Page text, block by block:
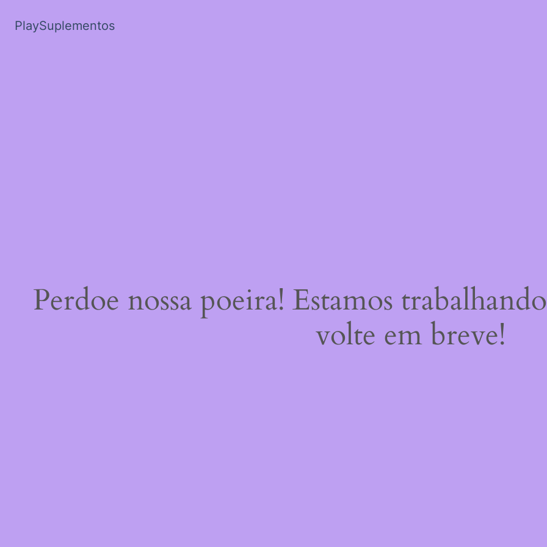
PlaySuplementos
Perdoe nossa poeira! Estamos
volte em breve!